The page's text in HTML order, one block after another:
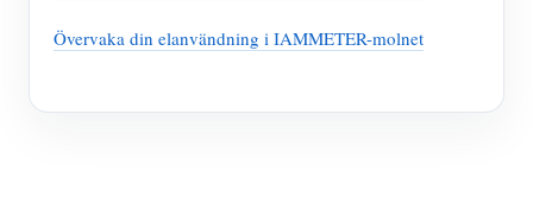
Övervaka din elanvändning i IAMMETER-molnet